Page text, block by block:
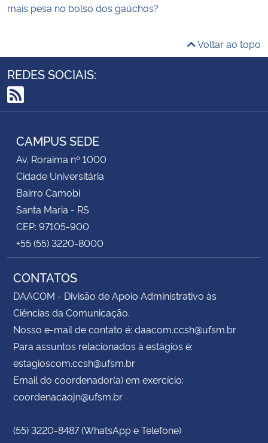
mais pesa no bolso dos gaúchos?
Voltar ao topo
REDES SOCIAIS:
RSS
CAMPUS SEDE
Av. Roraima nº 1000
Cidade Universitária
Bairro Camobi
Santa Maria - RS
CEP: 97105-900
+55 (55) 3220-8000
CONTATOS
DAACOM - Divisão de Apoio Administrativo às
Ciências da Comunicação.
Nosso e-mail de contato é: daacom.ccsh@ufsm.br
Para assuntos relacionados à estágios é:
estagioscom.ccsh@ufsm.br
Email do coordenador(a) em exercício:
coordenacaojn@ufsm.br
(55) 3220-8487 (WhatsApp e Telefone)